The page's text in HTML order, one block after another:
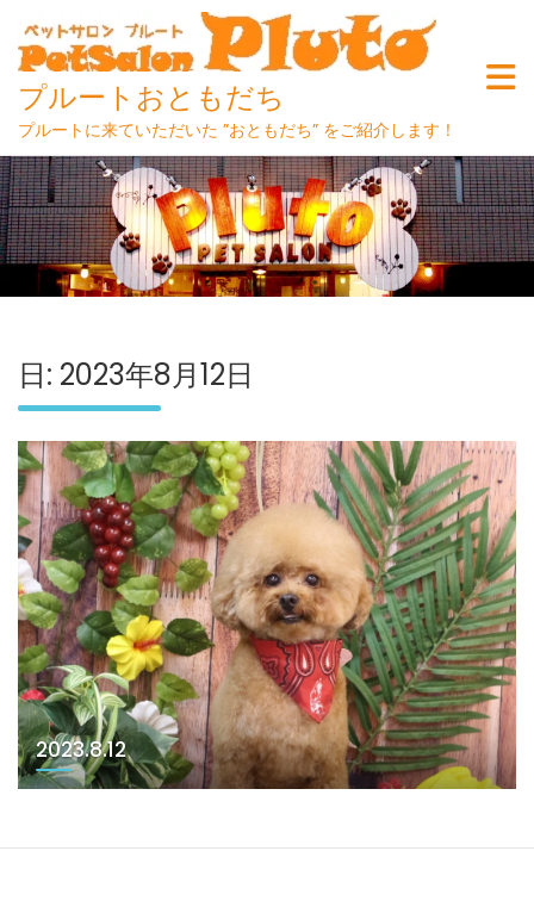
Skip
to
content
プルートおともだち
プルートに来ていただいた ”おともだち” をご紹介します！
日: 2023年8月12日
2023.8.12